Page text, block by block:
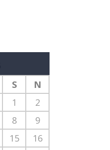
S N
1
2
8
9
15
16